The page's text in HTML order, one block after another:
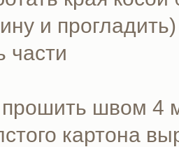
и прогладить)
части
прошить швом 4
картона